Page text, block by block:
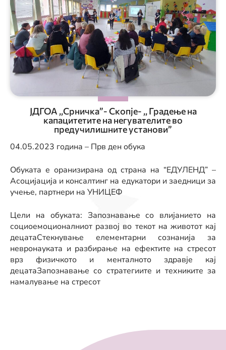
ЈДГОА ,,Срничка”- Скопје- ,, Градење на
капацитетите на негувателите во
предучилишните установи”
04.05.2023 година – Прв ден обука
Обуката е оранизирана од страна на “ЕДУЛЕНД” –
Асоцијација и консалтинг на едукатори и заедници за
учење, партнери на УНИЦЕФ
Цели на обуката: Запознавање со влијанието на
социоемоционалниот развој во текот на животот кај
децатаСтекнување елементарни сознанија за
невронауката и разбирање на ефектите на стресот
врз физичкото и менталното здравје кај
децатаЗапознавање со стратегиите и техниките за
намалување на стресот